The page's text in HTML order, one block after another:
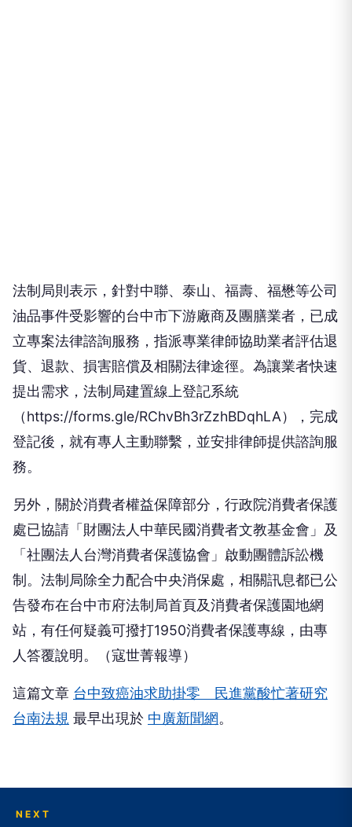
法制局則表示，針對中聯、泰山、福壽、福懋等公司
油品事件受影響的台中市下游廠商及團膳業者，已成
立專案法律諮詢服務，指派專業律師協助業者評估退
貨、退款、損害賠償及相關法律途徑。為讓業者快速
提出需求，法制局建置線上登記系統
（https://forms.gle/RChvBh3rZzhBDqhLA），完成
登記後，就有專人主動聯繫，並安排律師提供諮詢服
務。
另外，關於消費者權益保障部分，行政院消費者保護
處已協請「財團法人中華民國消費者文教基金會」及
「社團法人台灣消費者保護協會」啟動團體訴訟機
制。法制局除全力配合中央消保處，相關訊息都已公
告發布在台中市府法制局首頁及消費者保護園地網
站，有任何疑義可撥打1950消費者保護專線，由專
人答覆說明。（寇世菁報導）
這篇文章 台中致癌油求助掛零 民進黨酸忙著研究
台南法規 最早出現於 中廣新聞網。
NEXT